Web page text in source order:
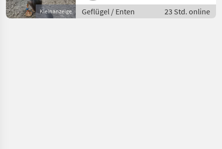
Kleinanzeige Geflügel / Enten 23 Std. online